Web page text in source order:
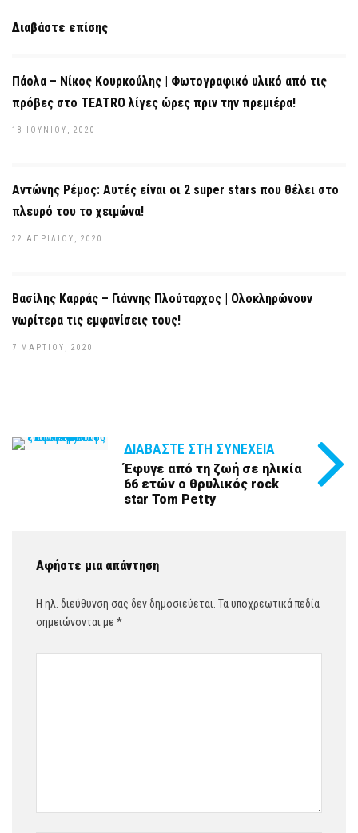
Διαβάστε επίσης
Πάολα – Νίκος Κουρκούλης | Φωτογραφικό υλικό από τις
πρόβες στο TEATRO λίγες ώρες πριν την πρεμιέρα!
18 ΙΟΥΝΊΟΥ, 2020
Αντώνης Ρέμος: Αυτές είναι οι 2 super stars που θέλει στο
πλευρό του το χειμώνα!
22 ΑΠΡΙΛΊΟΥ, 2020
Βασίλης Καρράς – Γιάννης Πλούταρχος | Ολοκληρώνουν
νωρίτερα τις εμφανίσεις τους!
7 ΜΑΡΤΊΟΥ, 2020
ΔΙΑΒΆΣΤΕ ΣΤΗ ΣΥΝΈΧΕΙΑ
Έφυγε από τη ζωή σε ηλικία
66 ετών ο θρυλικός rock
star Tom Petty
Αφήστε μια απάντηση
Η ηλ. διεύθυνση σας δεν δημοσιεύεται. Τα υποχρεωτικά πεδία
σημειώνονται με *